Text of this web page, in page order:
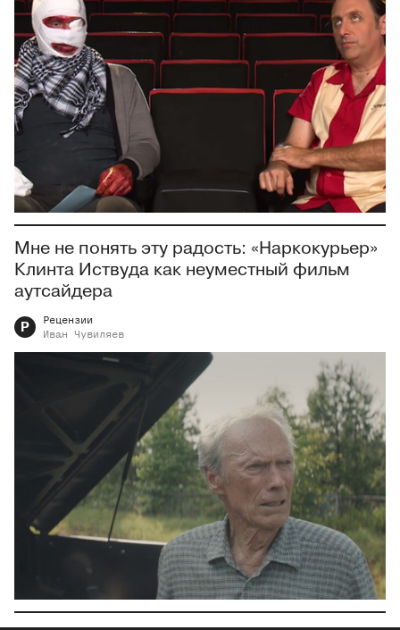
Мне не понять эту радость: «Наркокурьер»
Клинта Иствуда как неуместный фильм
аутсайдера
Р
Рецензии
Иван
Чувиляев